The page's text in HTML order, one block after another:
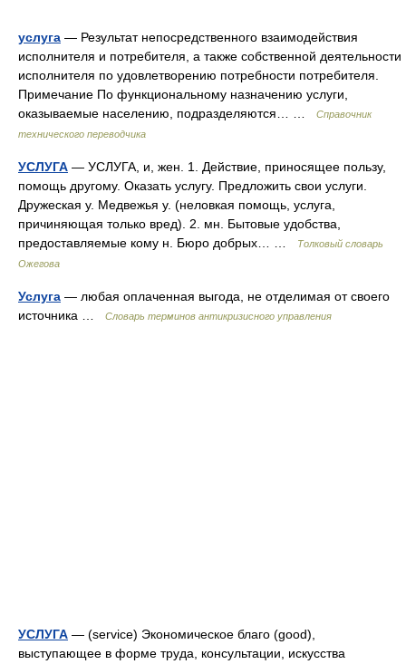
услуга — Результат непосредственного взаимодействия
исполнителя и потребителя, а также собственной деятельности
исполнителя по удовлетворению потребности потребителя.
Примечание По функциональному назначению услуги,
оказываемые населению, подразделяются… …
Справочник
технического переводчика
УСЛУГА — УСЛУГА, и, жен. 1. Действие, приносящее пользу,
помощь другому. Оказать услугу. Предложить свои услуги.
Дружеская у. Медвежья у. (неловкая помощь, услуга,
причиняющая только вред). 2. мн. Бытовые удобства,
предоставляемые кому н. Бюро добрых… …
Толковый словарь
Ожегова
Услуга — любая оплаченная выгода, не отделимая от своего
источника …
Словарь терминов антикризисного управления
УСЛУГА — (service) Экономическое благо (good),
выступающее в форме труда, консультации, искусства